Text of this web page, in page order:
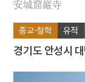
닭띠
9 심회
10 영
安城窟巖寺
종교·철학 유적
경기도 안성시